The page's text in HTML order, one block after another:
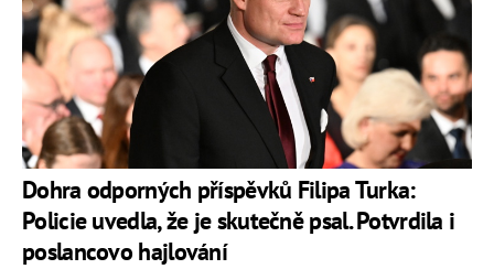
Dohra odporných příspěvků Filipa Turka:
Policie uvedla, že je skutečně psal. Potvrdila i
poslancovo hajlování